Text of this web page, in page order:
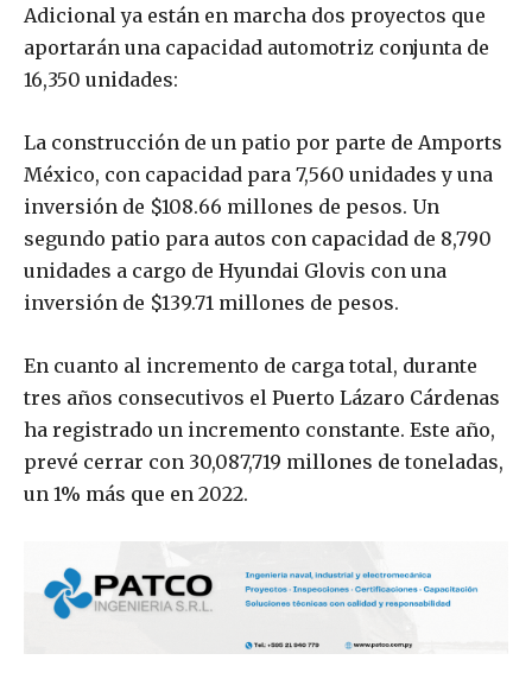
Adicional ya están en marcha dos proyectos que
aportarán una capacidad automotriz conjunta de
16,350 unidades:
La construcción de un patio por parte de Amports
México, con capacidad para 7,560 unidades y una
inversión de $108.66 millones de pesos. Un
segundo patio para autos con capacidad de 8,790
unidades a cargo de Hyundai Glovis con una
inversión de $139.71 millones de pesos.
En cuanto al incremento de carga total, durante
tres años consecutivos el Puerto Lázaro Cárdenas
ha registrado un incremento constante. Este año,
prevé cerrar con 30,087,719 millones de toneladas,
un 1% más que en 2022.